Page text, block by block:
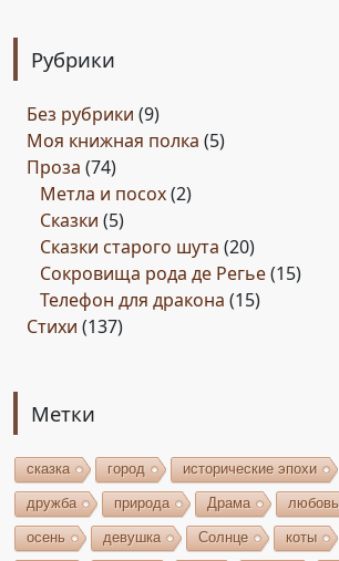
Рубрики
Без рубрики (9)
Моя книжная полка (5)
Проза (74)
Метла и посох(2)
Сказки (5)
Сказки старого шута (20)
Сокровища рода де Регье(15)
Телефон для дракона (15)
Стихи (137)
Метки
сказка город исторические эпохи
дружба природа Драма любовь
осень девушка Солнце коты